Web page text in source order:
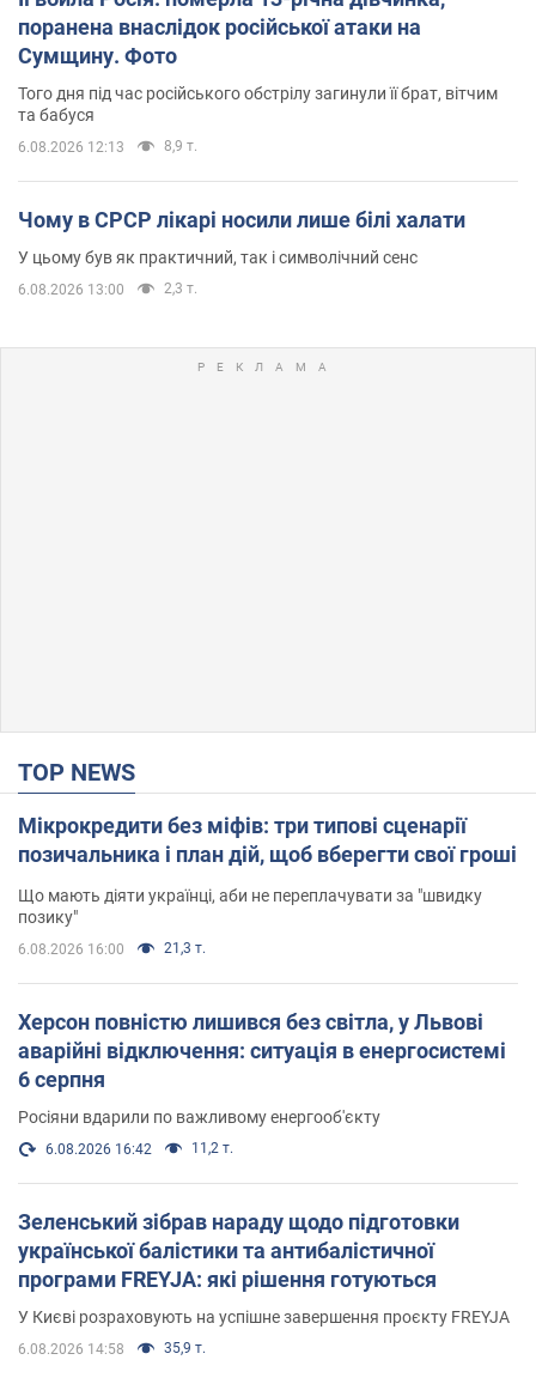
поранена внаслідок російської атаки на
Сумщину. Фото
Того дня під час російського обстрілу загинули її брат, вітчим
та бабуся
6.08.2026 12:13 8,9 т.
Чому в СРСР лікарі носили лише білі халати
У цьому був як практичний, так і символічний сенс
6.08.2026 13:00 2,3 т.
TOP NEWS
Мікрокредити без міфів: три типові сценарії
позичальника і план дій, щоб вберегти свої гроші
Що мають діяти українці, аби не переплачувати за "швидку
позику"
6.08.2026 16:00 21,3 т.
Херсон повністю лишився без світла, у Львові
аварійні відключення: ситуація в енергосистемі
6 серпня
Росіяни вдарили по важливому енергооб'єкту
6.08.2026 16:42 11,2 т.
Зеленський зібрав нараду щодо підготовки
української балістики та антибалістичної
програми FREYJA: які рішення готуються
У Києві розраховують на успішне завершення проєкту FREYJA
6.08.2026 14:58 35,9 т.